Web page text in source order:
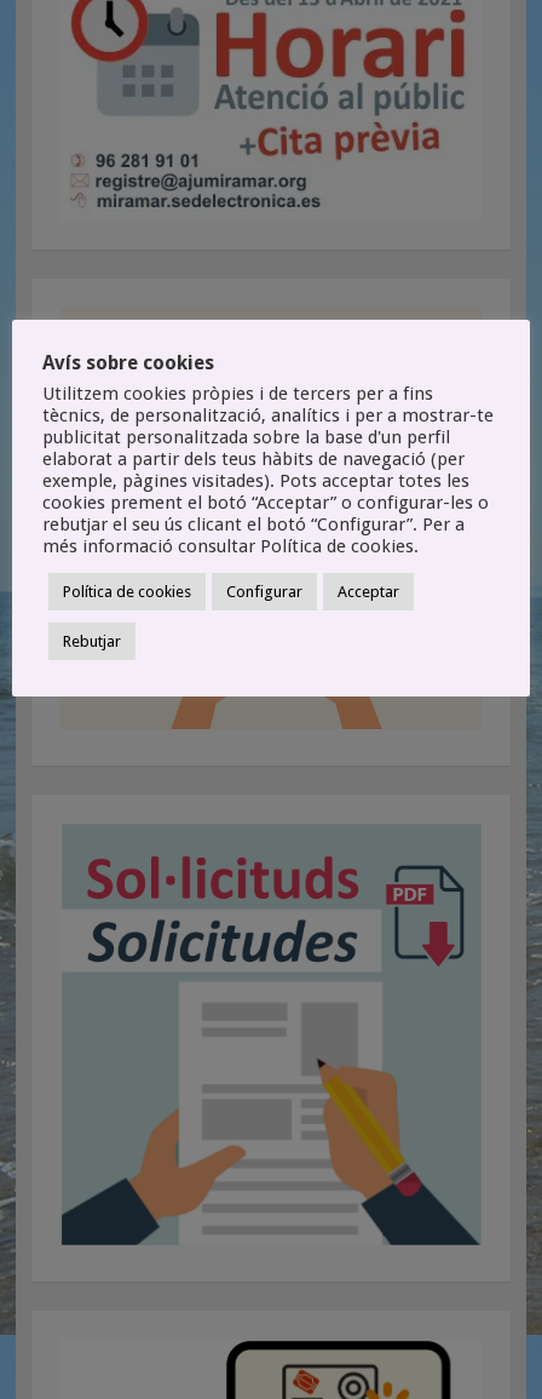
Avís sobre cookies
Utilitzem cookies pròpies i de tercers per a fins
tècnics, de personalització, analítics i per a mostrar-te
publicitat personalitzada sobre la base d'un perfil
elaborat a partir dels teus hàbits de navegació (per
exemple, pàgines visitades). Pots acceptar totes les
cookies prement el botó “Acceptar” o configurar-les o
rebutjar el seu ús clicant el botó “Configurar”. Per a
més informació consultar Política de cookies.
Política de cookies Configurar Acceptar
Rebutjar